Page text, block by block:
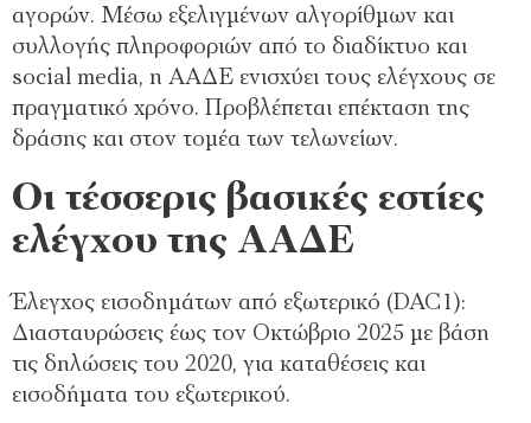
αγορών. Μέσω εξελιγμένων αλγορίθμων και
συλλογής πληροφοριών από το διαδίκτυο και
social media, η ΑΑΔΕ ενισχύει τους ελέγχους σε
πραγματικό χρόνο. Προβλέπεται επέκταση της
δράσης και στον τομέα των τελωνείων.
Οι τέσσερις βασικές εστίες
ελέγχου της ΑΑΔΕ
Έλεγχος εισοδημάτων από εξωτερικό (DAC1):
Διασταυρώσεις έως τον Οκτώβριο 2025 με βάση
τις δηλώσεις του 2020, για καταθέσεις και
εισοδήματα του εξωτερικού.